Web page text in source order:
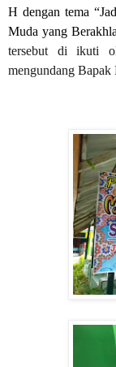
H dengan tema
Muda yang
tersebut di ikuti
mengundang Bapak